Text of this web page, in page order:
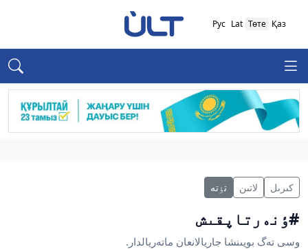
Қаз
Төте
Lat
Рус
كىرىل لاتىن تٶتە
#ٶنەرتاپقىش
وسى تەگ بويىنشا جاريالانعان ماتەريالدار.